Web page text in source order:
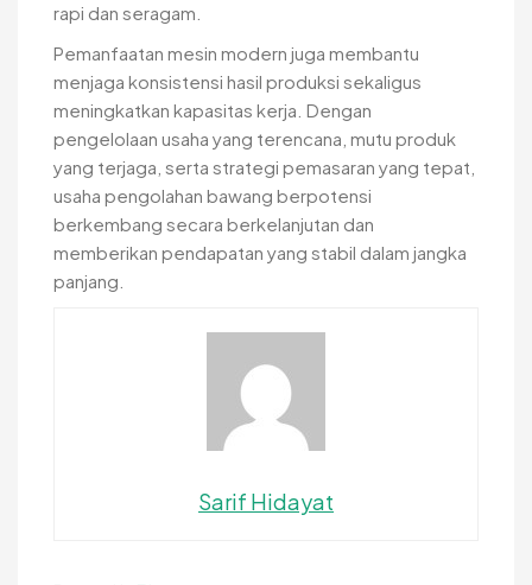
rapi dan seragam.
Pemanfaatan mesin modern juga membantu
menjaga konsistensi hasil produksi sekaligus
meningkatkan kapasitas kerja. Dengan
pengelolaan usaha yang terencana, mutu produk
yang terjaga, serta strategi pemasaran yang tepat,
usaha pengolahan bawang berpotensi
berkembang secara berkelanjutan dan
memberikan pendapatan yang stabil dalam jangka
panjang.
Sarif Hidayat